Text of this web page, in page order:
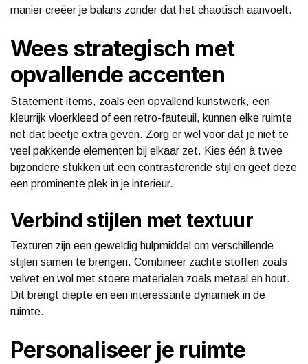
manier creëer je balans zonder dat het chaotisch aanvoelt.
Wees strategisch met
opvallende accenten
Statement items, zoals een opvallend kunstwerk, een
kleurrijk vloerkleed of een retro-fauteuil, kunnen elke ruimte
net dat beetje extra geven. Zorg er wel voor dat je niet te
veel pakkende elementen bij elkaar zet. Kies één à twee
bijzondere stukken uit een contrasterende stijl en geef deze
een prominente plek in je interieur.
Verbind stijlen met textuur
Texturen zijn een geweldig hulpmiddel om verschillende
stijlen samen te brengen. Combineer zachte stoffen zoals
velvet en wol met stoere materialen zoals metaal en hout.
Dit brengt diepte en een interessante dynamiek in de
ruimte.
Personaliseer je ruimte